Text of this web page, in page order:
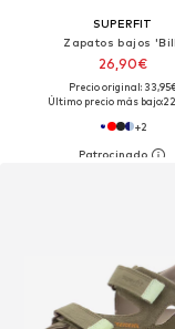
SUPERFIT
Zapatos bajos
26,90€
Precio original:
Último precio más bajo:
+2